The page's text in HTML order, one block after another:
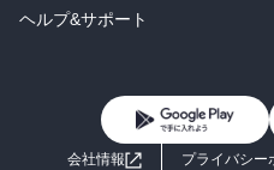
BL・TL
雑誌・グラビア
ラノベ
コミック
ライトノベル
ヘルプ&サポート
よくあるご質問
会社情報 プライバシー